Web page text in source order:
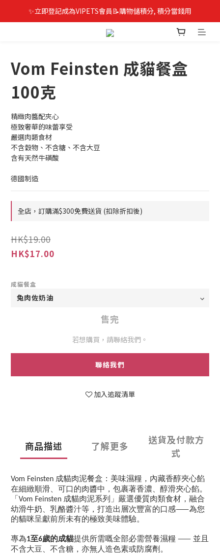
✨立即登記成為VIPETS會員📝購物儲積分, 積分當錢用
Vom Feinsten 成貓餐盒
100克
精緻肉醬配夾心
極致奢華的味蕾享受
嚴選肉類食材
不含穀物、不含糖、不含大豆
含有天然牛磺酸
德國制造
全店，訂購滿$300免費送貨 (扣除折扣後)
HK$19.00
HK$17.00
成貓餐盒
售完
若想購買，請聯絡我們。
聯絡我們
加入追蹤清單
商品描述 了解更多
送貨及付款方
式
Vom Feinsten 成貓肉泥餐盒：美味濕糧，內藏香醇夾心餡
在細緻順滑、可口的肉醬中，包裹著香濃、醇滑夾心餡。
「 Vom Feinsten 成貓肉泥系列」嚴選優質肉類食材，融合
幼滑牛奶、乳酪醬汁等，打造出層次豐富的口感——為您
的貓咪呈獻前所未有的極致美味體驗。
專為1至6歲的成貓提供所需嘅全部必需營養濕糧 —— 並且
不含大豆、不含糖，亦無人造色素或防腐劑。